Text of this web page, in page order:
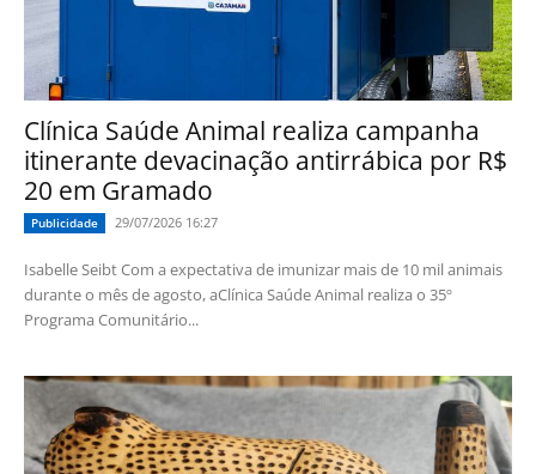
Clínica Saúde Animal realiza campanha
itinerante devacinação antirrábica por R$
20 em Gramado
Publicidade 29/07/2026 16:27
Isabelle Seibt Com a expectativa de imunizar mais de 10 mil animais
durante o mês de agosto, aClínica Saúde Animal realiza o 35º
Programa Comunitário...